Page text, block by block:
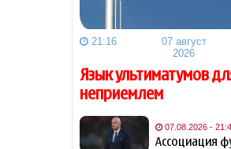
Анна Седокова
отреагировала
"черной вдовы"
18:18
Защитник
Рональд Араухо
21:16
07 август
2026
Язык ультиматумов
неприемлем
07.08.2026 -
Ассоциация